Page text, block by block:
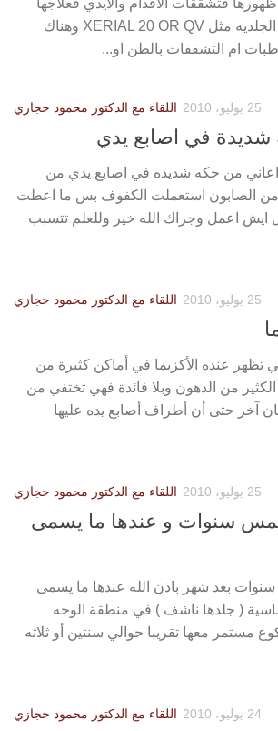
استعمال المرطبات الجلديه مثل XERIAL 20 OR QV وهناك
ام التشققات بالطن او...
اللقاء مع الدكتور محمود حجازي 25 يوليو، 2010
شديدة في اصابع يدي
اعاني من حكه شديده في اصابع يدي من
من الصابون استعملت الكفوف بس ما اعطت
ايش اعمل وجزاك الله خير وللعلم تتسبب
اللقاء مع الدكتور محمود حجازي 25 يوليو، 2010
تظهر عنده الأكزيما في أماكن كثيرة من
من الدهون وبلا فائدة فهي تختفي من
آخر حتى أن أطراف أصابع يده عليها
اللقاء مع الدكتور محمود حجازي 25 يوليو، 2010
خمس سنوات و عندها ما يسمى
بعد شهر باذن الله عندها ما يسمى
( جلدها ناشف ) في منطقة الوجه
مستمر معها تقريبا حوالي سنتين أو ثلاثه
اللقاء مع الدكتور محمود حجازي 24 يوليو، 2010